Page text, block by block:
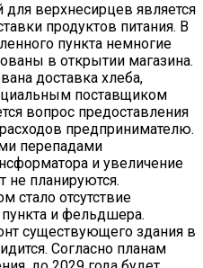
верхнесирцев является
продуктов питания. В
пункта немногие
в открытии магазина.
доставка хлеба,
поставщиком
вопрос предоставления
предпринимателю.
перепадами
и увеличение
планируются.
отсутствие
и фельдшера.
существующего здания в
Согласно планам